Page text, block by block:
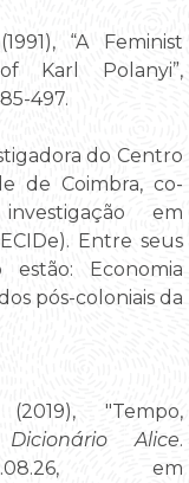
“A Feminist
Karl Polanyi”,
497.
do Centro
de Coimbra, co-
em
Entre seus
estão: Economia
pós-coloniais da
"Tempo,
Dicionário Alice.
em